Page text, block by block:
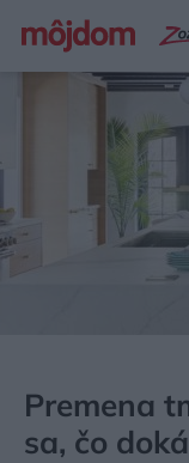
Premena
sa, čo